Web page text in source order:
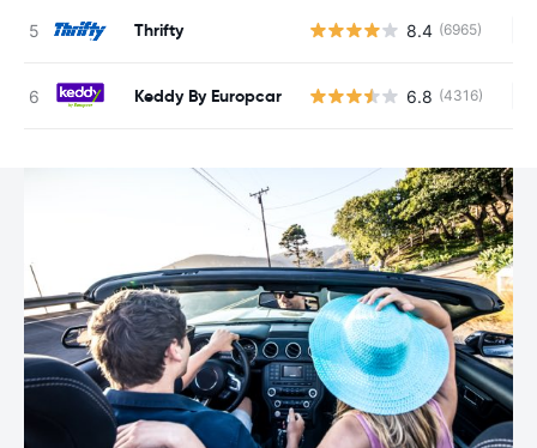
Thrifty 8.4 (6965)
Keddy By Europcar 6.8 (4316)